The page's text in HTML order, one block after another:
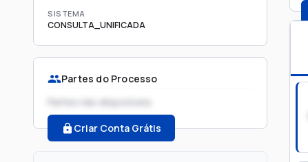
SISTEMA
CONSULTA_UNIFICADA
Partes do Processo
Partes não disponíveis
Criar Conta Grátis